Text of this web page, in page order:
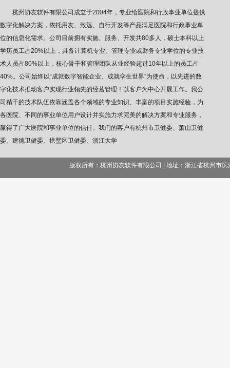
杭州协友软件有限公司成立于2004年，专业给医院和行政事业单位提供
数字化解决方案，依托用友、致远、自行开发等产品满足医院和行政事业单
位的信息化需求。公司目前拥有实施、服务、开发共80多人，硕士本科以上
学历员工占20%以上，具备计算机专业、管理专业或财务专业学位的专业技
术人员占80%以上，核心骨干和管理团队从业经验超过10年以上的员工占
40%。公司始终以“成就数字智能企业、成就孪生世界”为使命，以先进的数
字化技术推动客户实现行业领先的经营管理！以客户为中心开展工作。我公
司精干的技术队伍依靠涵盖各个领域的专业知识、丰富的项目实施经验，为
各医院、不同的事业单位用户设计并实施力求完美的解决方案和专业服务，
赢得了广大医院和事业单位的信任。我们的客户有杭州市卫健委、萧山卫健
委、建德卫健委、拱墅区卫健委、浙江大学
版权所有：杭州协友软件有限公司 | 地址：浙江省杭州市